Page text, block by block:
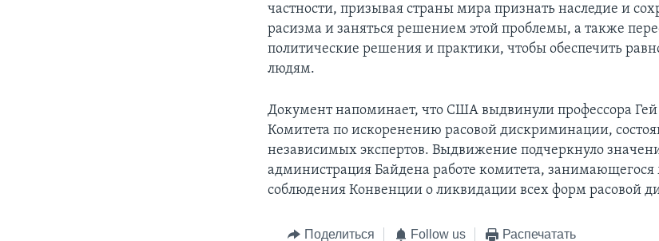
частности, призывая страны мира признать наследие и
расизма и заняться решением этой проблемы, а также
политические решения и практики, чтобы обеспечить
людям.
Документ напоминает, что США выдвинули профессора
Комитета по искоренению расовой дискриминации,
независимых экспертов. Выдвижение подчеркнуло
администрация Байдена работе комитета,
соблюдения Конвенции о ликвидации всех форм расовой
Поделиться Follow us Распечатать